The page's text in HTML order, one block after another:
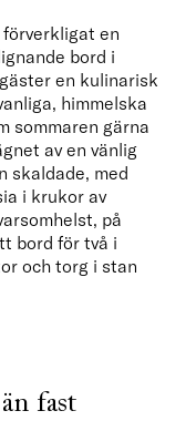
en
bord i
en kulinarisk
himmelska
sommaren gärna
av en vänlig
skaldade, med
i krukor av
på
bord för två i
och torg i stan
fast